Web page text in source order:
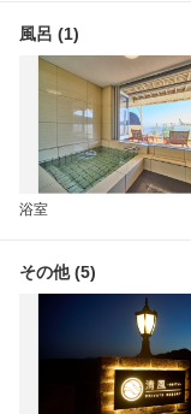
風呂 (1)
浴室
その他 (5)